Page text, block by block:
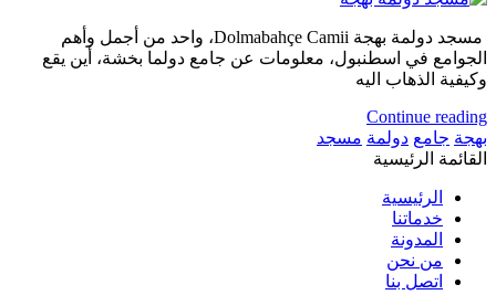
مسجد دولمة بهجة Dolmabahçe Camii، واحد من أجمل وأهم
الجوامع في اسطنبول، معلومات عن جامع دولما بخشة، أين يقع
وكيفية الذهاب اليه
Continue reading
بهجة جامع دولمة مسجد
القائمة الرئيسية
الرئيسية
خدماتنا
المدونة
من نحن
اتصل بنا